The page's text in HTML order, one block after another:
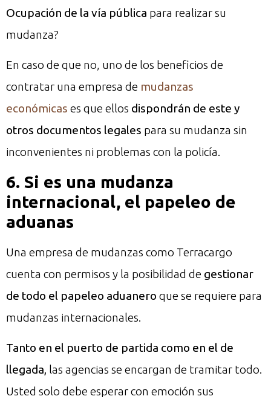
Ocupación de la vía pública para realizar su
mudanza?
En caso de que no, uno de los beneficios de
contratar una empresa de mudanzas
económicas es que ellos dispondrán de este y
otros documentos legales para su mudanza sin
inconvenientes ni problemas con la policía.
6. Si es una mudanza
internacional, el papeleo de
aduanas
Una empresa de mudanzas como Terracargo
cuenta con permisos y la posibilidad de gestionar
de todo el papeleo aduanero que se requiere para
mudanzas internacionales.
Tanto en el puerto de partida como en el de
llegada, las agencias se encargan de tramitar todo.
Usted solo debe esperar con emoción sus